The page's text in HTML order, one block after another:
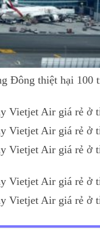
Đông thiệt hại 100
Vietjet Air giá rẻ ở
Vietjet Air giá rẻ ở
Vietjet Air giá rẻ ở
Vietjet Air giá rẻ ở
Vietjet Air giá rẻ ở